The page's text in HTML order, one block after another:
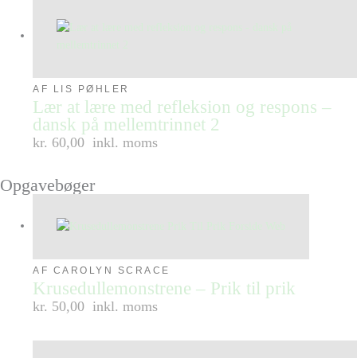
AF LIS PØHLER
Lær at lære med refleksion og respons –
dansk på mellemtrinnet 2
kr. 60,00 inkl. moms
Opgavebøger
AF CAROLYN SCRACE
Krusedullemonstrene – Prik til prik
kr. 50,00 inkl. moms